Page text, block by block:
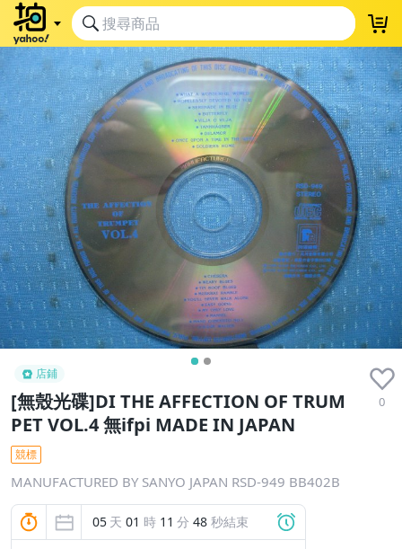
店鋪
[無殼光碟]DI THE AFFECTION OF TRUM
PET VOL.4 無ifpi MADE IN JAPAN
0
競標
MANUFACTURED BY SANYO JAPAN RSD-949 BB402B
05 天 01 時 11 分 48 秒結束